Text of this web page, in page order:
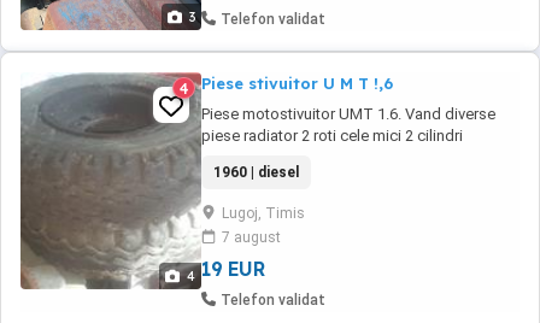
3 Telefon validat
4
4 Piese stivuitor U M T !,6
Piese motostivuitor UMT 1.6. Vand diverse
piese radiator 2 roti cele mici 2 cilindri
doar cele ce se vad in imagine.
1960 | diesel
Lugoj, Timis
7 august
19 EUR
Telefon validat